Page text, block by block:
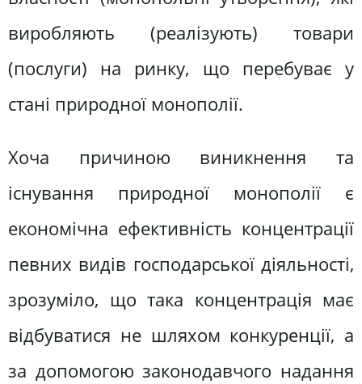
виробляють (реалізують) товари
(послуги) на ринку, що перебуває у
стані природної монополії.
Хоча причиною виникнення та
існування природної монополії є
економічна ефективність концентрації
певних видів господарської діяльності,
зрозуміло, що така концентрація має
відбуватися не шляхом конкуренції, а
за допомогою законодавчого надання